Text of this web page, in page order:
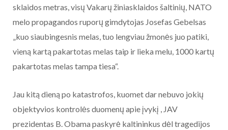
sklaidos metras, visų Vakarų žiniasklaidos šaltinių, NATO
melo propagandos ruporų gimdytojas Josefas Gebelsas
„kuo siaubingesnis melas, tuo lengviau žmonės juo patiki,
vieną kartą pakartotas melas taip ir lieka melu, 1000 kartų
pakartotas melas tampa tiesa“.
Jau kitą dieną po katastrofos, kuomet dar nebuvo jokių
objektyvios kontrolės duomenų apie įvykį , JAV
prezidentas B. Obama paskyrė kaltininkus dėl tragedijos